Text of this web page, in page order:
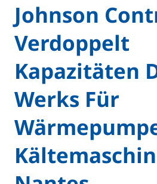
Johnson
Verdoppelt
Kapazitäten
Werks Für